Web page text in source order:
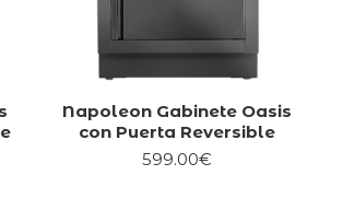
Napoleon Gabinete Oasis
con Puerta Reversible
599.00€